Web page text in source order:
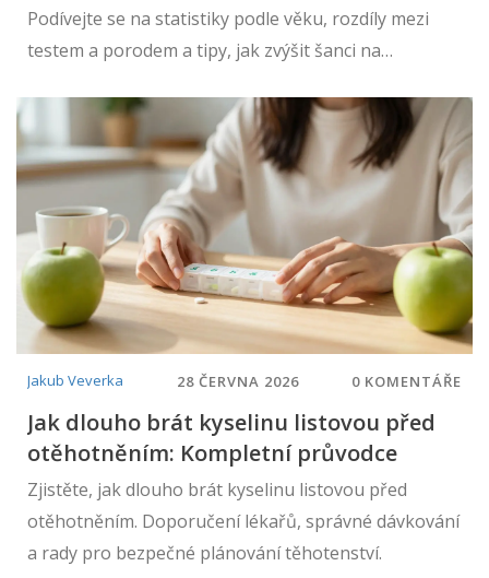
Podívejte se na statistiky podle věku, rozdíly mezi
testem a porodem a tipy, jak zvýšit šanci na
Jakub Veverka 28 ČERVNA 2026 0 KOMENTÁŘE
Jak dlouho brát kyselinu listovou před
otěhotněním: Kompletní průvodce
Zjistěte, jak dlouho brát kyselinu listovou před
otěhotněním. Doporučení lékařů, správné dávkování
a rady pro bezpečné plánování těhotenství.